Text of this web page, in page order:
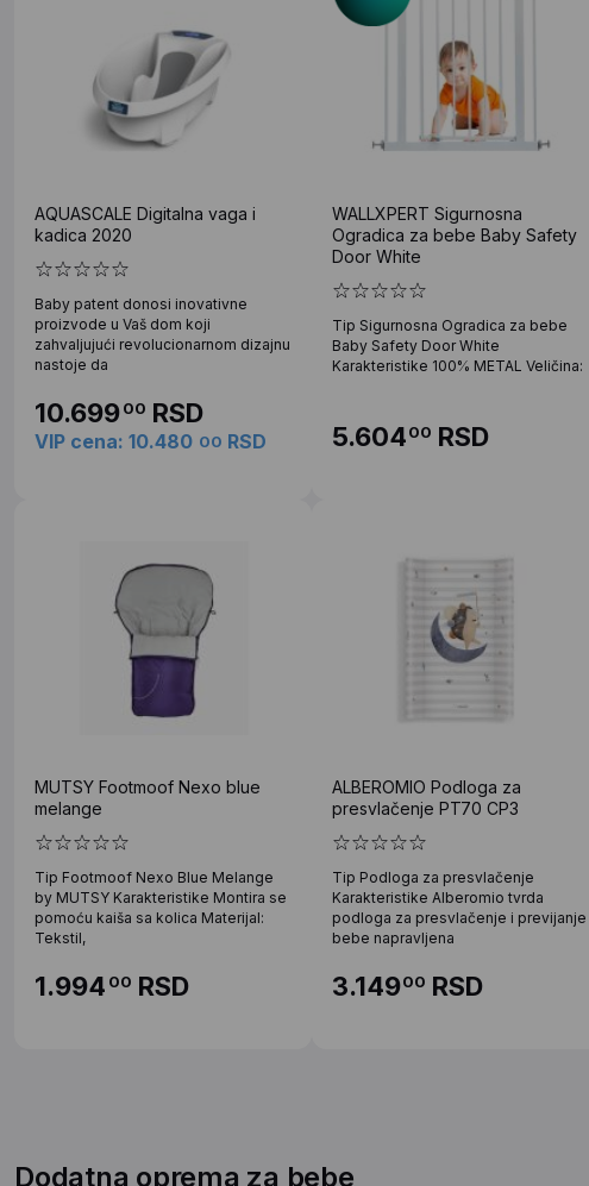
AQUASCALE Digitalna vaga i
kadica 2020
Baby patent donosi inovativne
proizvode u Vaš dom koji
zahvaljujući revolucionarnom dizajnu
nastoje da
10.69900 RSD
VIP cena: 10.480 00 RSD
WALLXPERT Sigurnosna
Ogradica za bebe Baby Safety
Door White
Tip Sigurnosna Ogradica za bebe
Baby Safety Door White
Karakteristike 100% METAL Veličina:
5.60400 RSD
MUTSY Footmoof Nexo blue
melange
Tip Footmoof Nexo Blue Melange
by MUTSY Karakteristike Montira se
pomoću kaiša sa kolica Materijal:
Tekstil,
1.994 00 RSD
ALBEROMIO Podloga za
presvlačenje PT70 CP3
Tip Podloga za presvlačenje
Karakteristike Alberomio tvrda
podloga za presvlačenje i previjanje
bebe napravljena
3.14900 RSD
Dodatna oprema za bebe